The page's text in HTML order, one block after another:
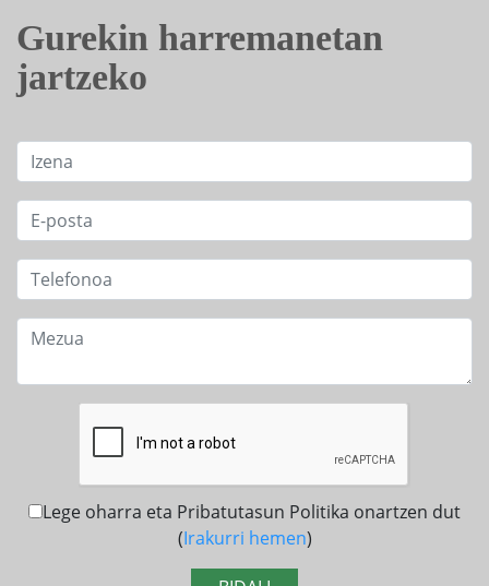
Gurekin harremanetan
jartzeko
Lege oharra eta Pribatutasun Politika onartzen dut
(Irakurri hemen)